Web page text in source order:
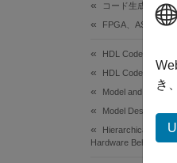
コード生成
FPGA、ASIC、お
HDL Coder
HDL Code
Model and
Model Design
Hierarchical
Hardware Behavior
き